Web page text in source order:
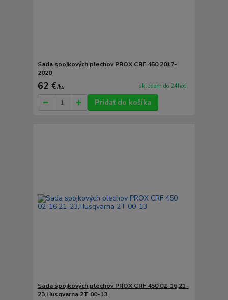
Sada spojkových plechov PROX CRF 450 2017-
2020
62 €/ks skladom do 24hod.
Pridať do košíka
Sada spojkových plechov PROX CRF 450 02-16,21-
23,Husqvarna 2T 00-13